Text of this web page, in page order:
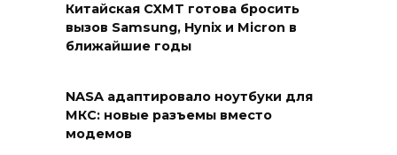
Китайская CXMT готова бросить
вызов Samsung, Hynix и Micron в
ближайшие годы
NASA адаптировало ноутбуки для
МКС: новые разъемы вместо
модемов